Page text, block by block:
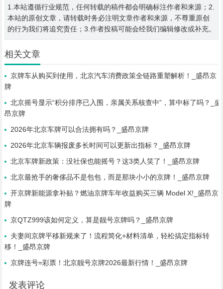
1.本站遵循行业规范，任何转载的稿件都会明确标注作者和来源；2.
本站的原创文章，请转载时务必注明文章作者和来源，不尊重原创
的行为我们将追究责任；3.作者投稿可能会经我们编辑修改或补充。
相关文章
京牌车从购买到使用，北京汽车消费政策全链路重塑解析！_盛昂京
牌
北京摇号显示“积分排序已入围，亲属关系核查中”，算中标了吗？_盛
昂京牌
2026年北京车牌可以合法拥有吗？_盛昂京牌
2026年北京车辆报废多长时间可以更新出指标？_盛昂京牌
北京车牌新政策：没社保也能摇号？这3类人笑了！_盛昂京牌
北京最抢手的奢侈品不是包包，而是那块小小的京牌！_盛昂京牌
开京牌新能源拿补贴？燃油京牌车年收益购买三辆 Model X!_盛昂京
牌
京QTZ999该如何定义，算是靓号京牌吗？_盛昂京牌
夫妻间京牌平移新规来了！流程简化+材料清单，轻松搞定指标转
移！_盛昂京牌
京牌连号=彩票！北京靓号京牌2026最新行情！_盛昂京牌
发表评论